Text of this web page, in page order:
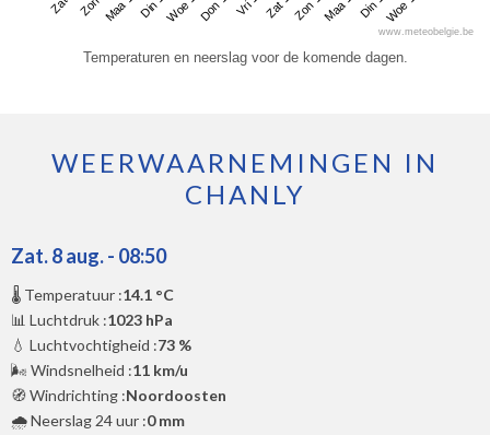
www.meteobelgie.be
Temperaturen en neerslag voor de komende dagen.
WEERWAARNEMINGEN IN
CHANLY
Zat. 8 aug. - 08:50
🌡️ Temperatuur :14.1 °C
📊 Luchtdruk :1023 hPa
💧 Luchtvochtigheid :73 %
🌬️ Windsnelheid :11 km/u
🧭 Windrichting :Noordoosten
🌧️ Neerslag 24 uur :0 mm